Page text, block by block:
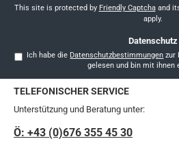
*
This site is protected by Friendly Captchaand
apply.
Datenschutz
Ich habe die Datenschutzbestimmungen zur
gelesen und bin mit ihnen
TELEFONISCHER SERVICE
Unterstützung und Beratung unter:
Ö: +43 (0)676 355 45 30